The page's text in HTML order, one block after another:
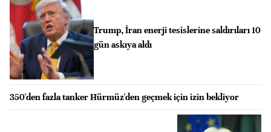
Trump, İran enerji tesislerine saldırıları 10
gün askıya aldı
350'den fazla tanker Hürmüz'den geçmek için izin bekliyor